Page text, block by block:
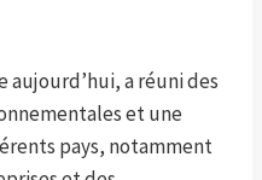
aujourd’hui, a réuni des
et une
pays, notamment